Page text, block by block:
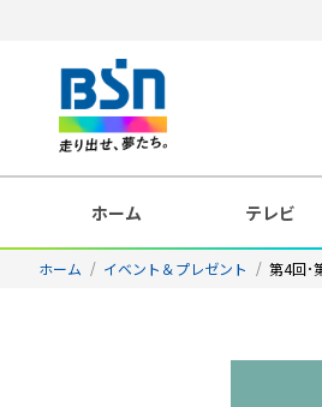
ホーム テレビ
ホーム イベント＆プレゼント 第4回･